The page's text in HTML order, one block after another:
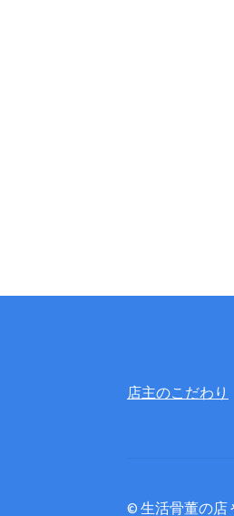
店主のこだわり
© 生活骨董の店